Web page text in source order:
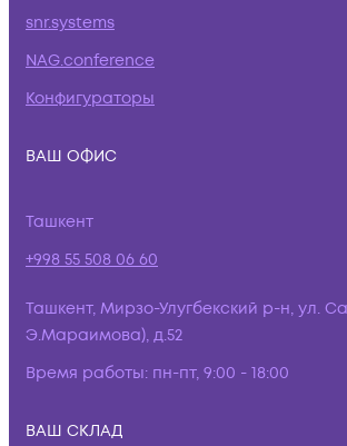
snr.systems
NAG.conference
Конфигураторы
ВАШ ОФИС
Ташкент
+998 55 508 06 60
Ташкент, Мирзо-Улугбекский р-н, ул.
Э.Мараимова), д.52
Время работы: пн-пт, 9:00 - 18:00
ВАШ СКЛАД